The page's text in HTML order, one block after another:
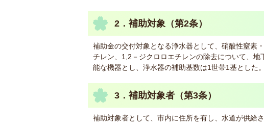
2．補助対象（第2条）
補助金の交付対象となる浄水器として、硝酸性窒素
チレン、1,2－ジクロロエチレンの除去について、
能な機器とし、浄水器の補助基数は1世帯1基とした。
3．補助対象者（第3条）
補助対象者として、市内に住所を有し、水道が供給